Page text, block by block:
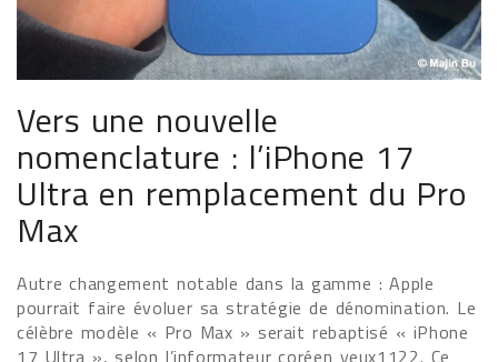
Vers une nouvelle
nomenclature : l’iPhone 17
Ultra en remplacement du Pro
Max
Autre changement notable dans la gamme : Apple
pourrait faire évoluer sa stratégie de dénomination. Le
célèbre modèle « Pro Max » serait rebaptisé « iPhone
17 Ultra », selon l’informateur coréen yeux1122. Ce